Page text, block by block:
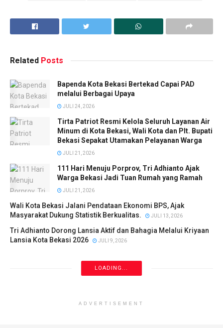
Related Posts
Bapenda Kota Bekasi Bertekad Capai PAD
melalui Berbagai Upaya
JULI 24, 2026
Tirta Patriot Resmi Kelola Seluruh Layanan Air
Minum di Kota Bekasi, Wali Kota dan Plt. Bupati
Bekasi Sepakat Utamakan Pelayanan Warga
JULI 21, 2026
111 Hari Menuju Porprov, Tri Adhianto Ajak
Warga Bekasi Jadi Tuan Rumah yang Ramah
JULI 21, 2026
Wali Kota Bekasi Jalani Pendataan Ekonomi BPS, Ajak
Masyarakat Dukung Statistik Berkualitas.
JULI 13, 2026
Tri Adhianto Dorong Lansia Aktif dan Bahagia Melalui Kriyaan
Lansia Kota Bekasi 2026
JULI 9, 2026
LOADING...
ADVERTISEMENT